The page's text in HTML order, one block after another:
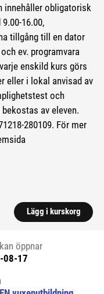
innehåller obligatorisk
16.00,
tillgång till en dator
ev. programvara
enskild kurs görs
eller i lokal anvisad av
och
av eleven.
280109. För mer
extern sida.)
Lägg i kurskorg
öppnar
08-17